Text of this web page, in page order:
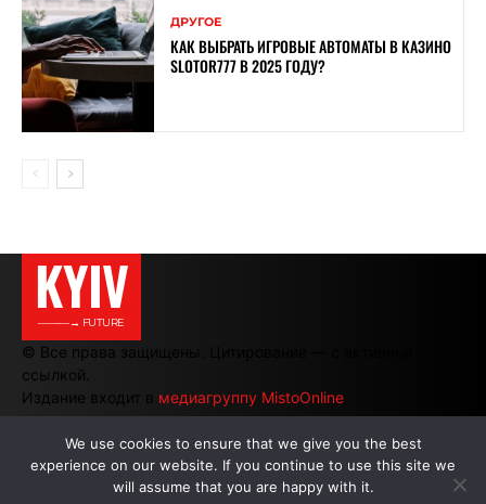
ДРУГОЕ
КАК ВЫБРАТЬ ИГРОВЫЕ АВТОМАТЫ В КАЗИНО
SLOTOR777 В 2025 ГОДУ?
KYIV
———→ FUTURE
© Все права защищены. Цитирование — с активной
ссылкой.
Издание входит в медиагруппу MistoOnline
АВТОРЫ | РЕКЛАМА НА САЙТЕ
We use cookies to ensure that we give you the best
experience on our website. If you continue to use this site we
will assume that you are happy with it.